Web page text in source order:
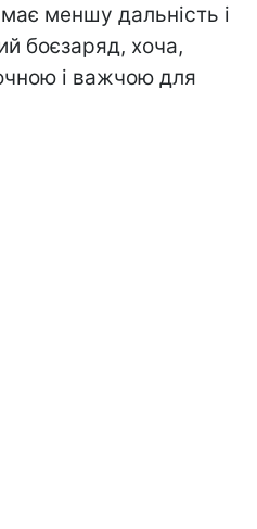
меншу дальність і
боєзаряд, хоча,
і важчою для